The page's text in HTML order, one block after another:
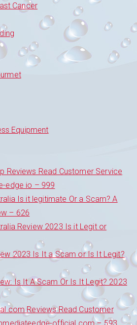
Cancer
Equipment
Reviews Read Customer Service
edge io – 999
Is it legitimate Or a Scam? A
– 626
Review 2023 Is it Legit or
2023 Is It a Scam or Is It Legit?
Is It A Scam Or Is It Legit? 2023
com Reviews Read Customer